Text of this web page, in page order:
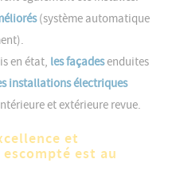
(système automatique
en état, les façadesenduites
installations électriques
et extérieure revue.
et
est au